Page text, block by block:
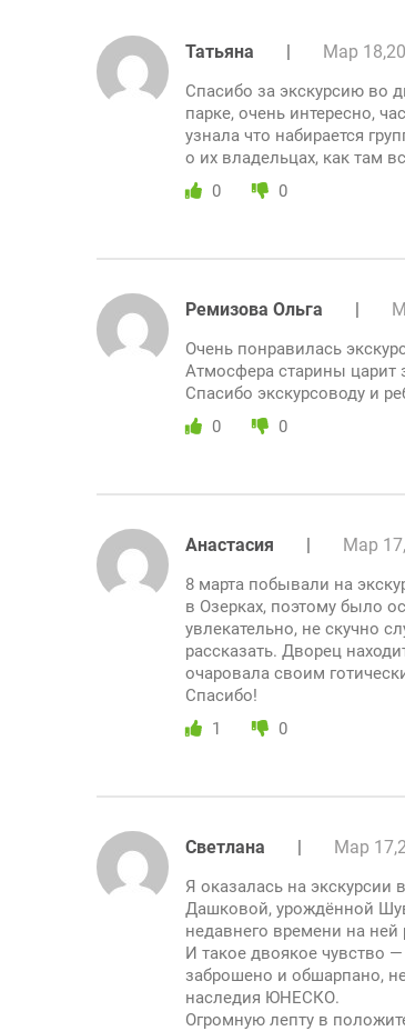
Татьяна | Мар
Спасибо за экскурсию во
парке, очень интересно,
узнала что набирается
о их владельцах, как там
0
0
Ремизова Ольга |
Очень понравилась
Атмосфера старины царит
Спасибо экскурсоводу и
0
0
Анастасия | Мар
8 марта побывали на
в Озерках, поэтому было
увлекательно, не скучно
рассказать. Дворец
очаровала своим
Спасибо!
1
0
Светлана | Мар
Я оказалась на
Дашковой, урождённой
недавнего времени на
И такое двоякое чувство
заброшено и обшарпано,
наследия ЮНЕСКО.
Огромную лепту в